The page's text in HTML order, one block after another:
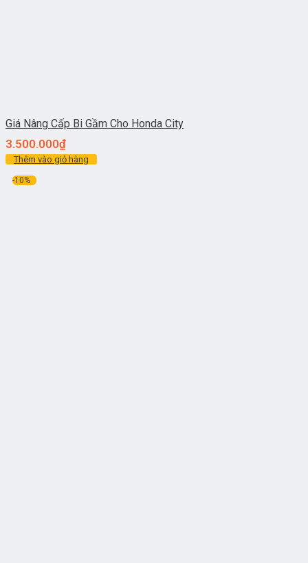
Giá Nâng Cấp Bi Gầm Cho Honda City
3.500.000₫
Thêm vào giỏ hàng
-10%